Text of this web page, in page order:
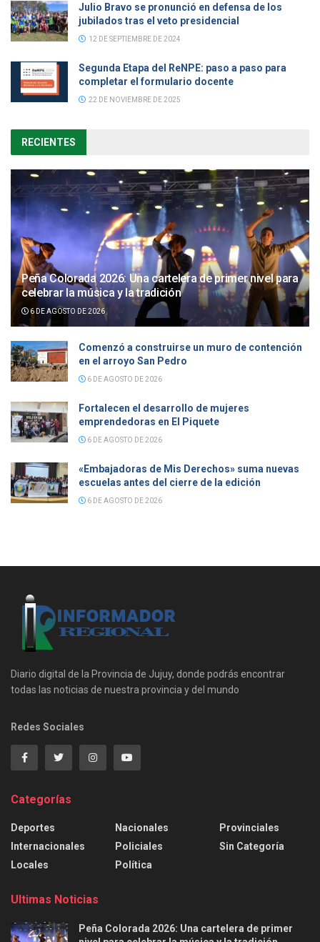
Julio Bravo se pronunció en defensa de los
jubilados tras el veto presidencial
12 DE SEPTIEMBRE DE 2024
Segunda Etapa del ReNPE: paso a paso para
completar el formulario docente
22 DE NOVIEMBRE DE 2025
RECIENTES
Peña Colorada 2026: Una cartelera de primer nivel para
celebrar la música y la tradición
6 DE AGOSTO DE 2026
Comenzó a construirse un muro de contención
en el arroyo San Pedro
6 DE AGOSTO DE 2026
Fortalecen el desarrollo de mujeres
emprendedoras en El Piquete
6 DE AGOSTO DE 2026
«Embajadoras de Mis Derechos» suma nuevas
escuelas antes del cierre de la edición
6 DE AGOSTO DE 2026
Diario digital de la Provincia de Jujuy, donde podrás encontrar
todas las noticias de nuestra provincia y del mundo
Redes Sociales
Categorías
Deportes
Internacionales
Locales
Nacionales
Policiales
Política
Provinciales
Sin Categoría
Ultimas Noticias
Peña Colorada 2026: Una cartelera de primer